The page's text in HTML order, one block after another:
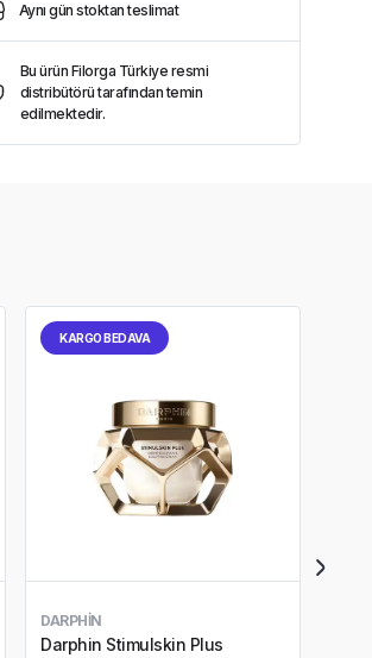
Aynı gün stoktan teslimat
Bu ürün Filorga Türkiye resmi
distribütörü tarafından temin
edilmektedir.
KARGO BEDAVA
DARPHIN
Darphin Stimulskin Plus